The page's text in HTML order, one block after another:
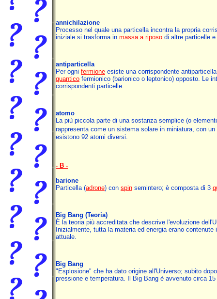
annichilazione
Processo nel quale una particella incontra la propria
iniziale si trasforma in massa a riposo di altre particelle e
antiparticella
Per ogni fermione esiste una corrispondente
quantico fermionico (barionico o leptonico) opposto. Le
corrispondenti particelle.
atomo
La più piccola parte di una sostanza semplice (o
rappresenta come un sistema solare in miniatura, con un
esistono 92 atomi diversi.
- B -
barione
Particella (adrone) con spin semintero; è composta di 3
Big Bang (Teoria)
È la teoria più accreditata che descrive l'evoluzione
Inizialmente, tutta la materia ed energia erano
attuale.
Big Bang
"Esplosione" che ha dato origine all'Universo; subito
pressione e temperatura. Il Big Bang è avvenuto circa